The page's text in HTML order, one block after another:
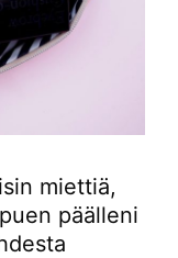
miettiä,
päälleni